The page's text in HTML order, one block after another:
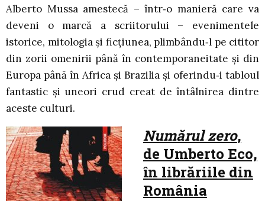
Alberto Mussa amestecă – într‑o manieră care va
deveni o marcă a scriitorului – evenimentele
istorice, mitologia şi ficţiunea, plimbându‑l pe cititor
din zorii omenirii până în contemporaneitate şi din
Europa până în Africa şi Brazilia şi oferindu‑i tabloul
fantastic şi uneori crud creat de întâlnirea dintre
aceste culturi.
Numărul zero,
de Umberto Eco,
în librăriile din
România